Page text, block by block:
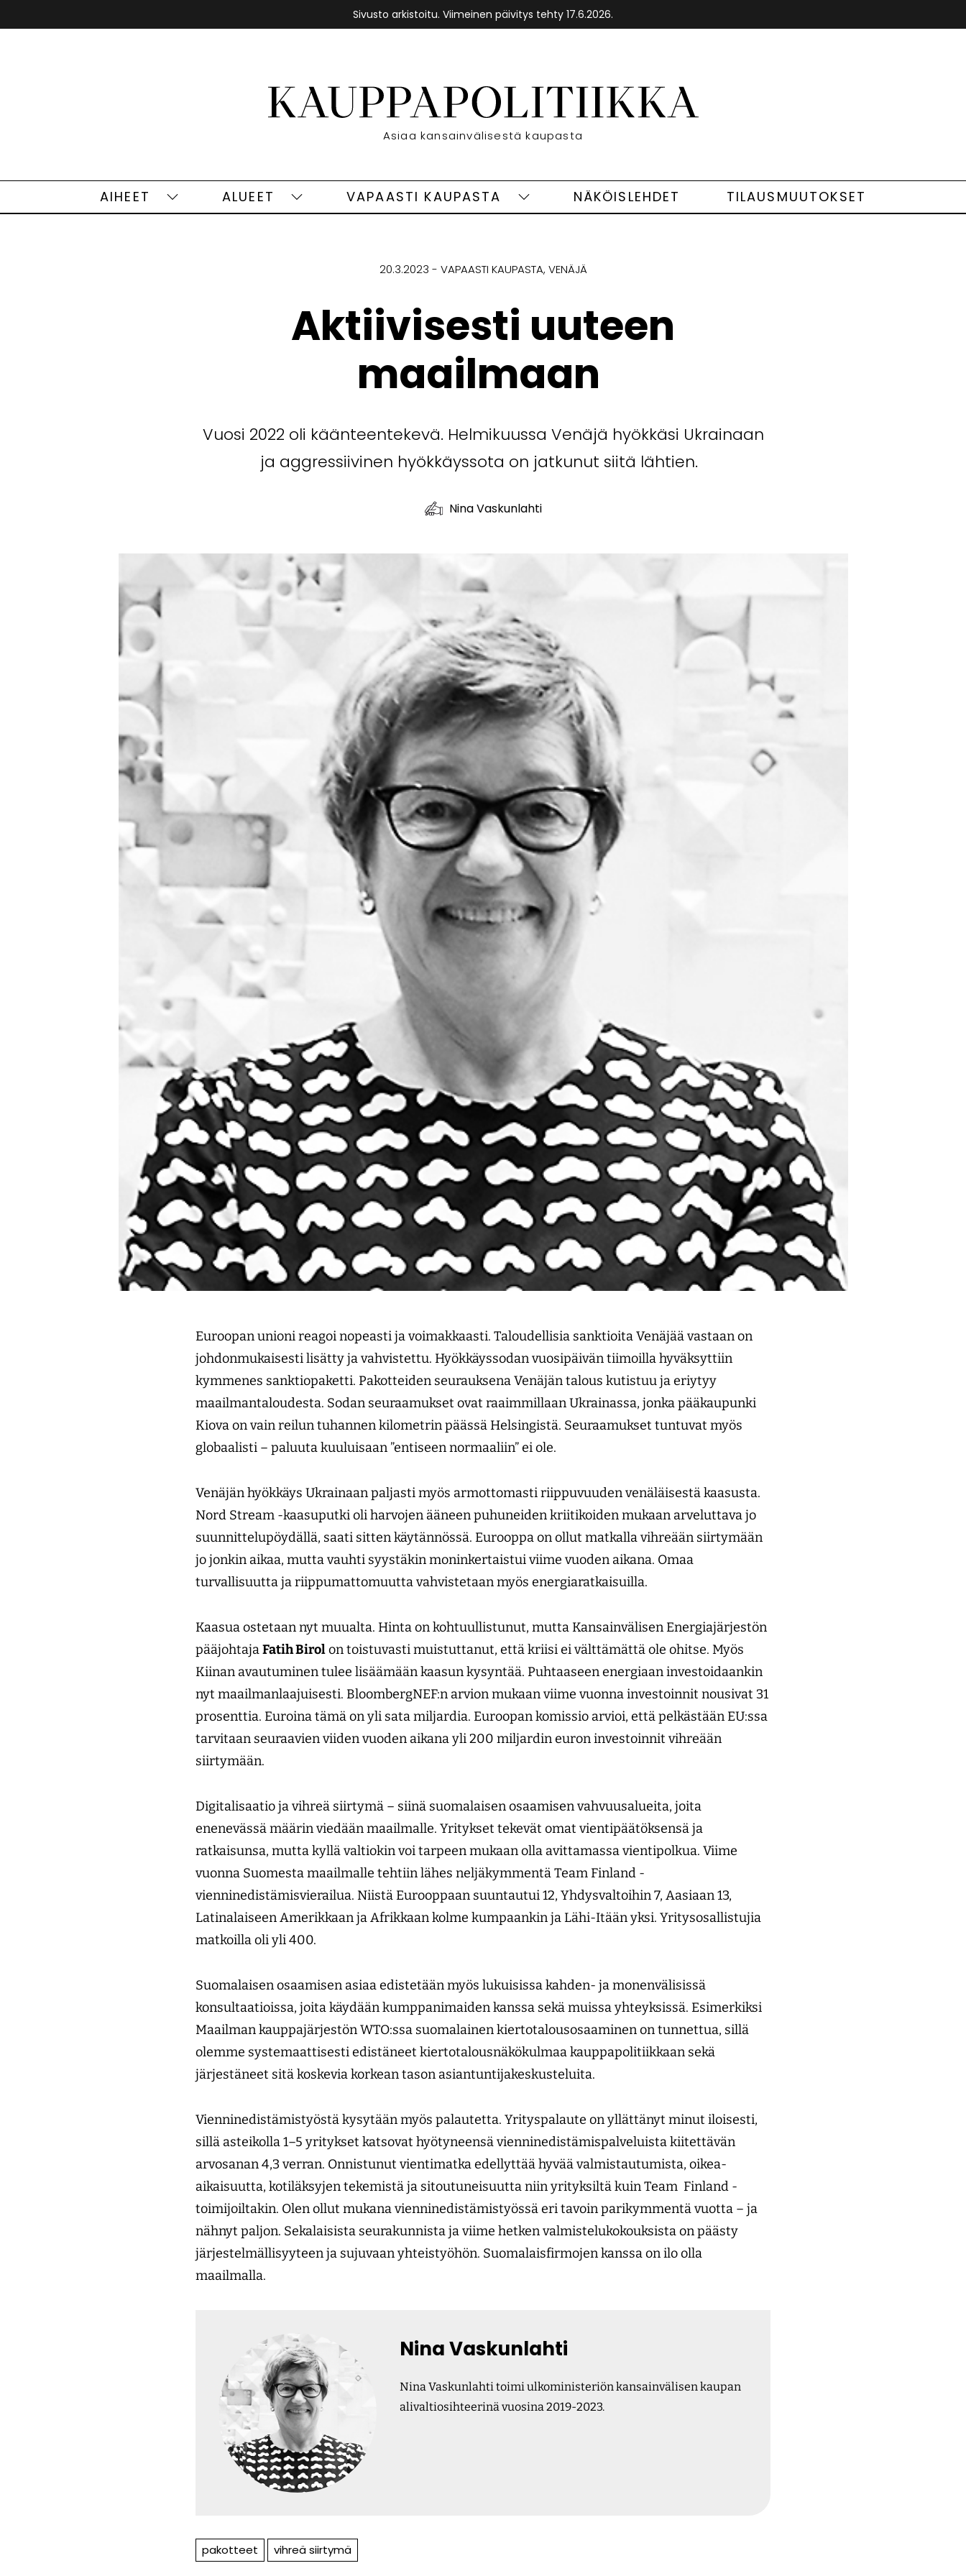
Sivusto arkistoitu. Viimeinen päivitys tehty 17.6.2026.
Etusivu
Asiaa kansainvälisestä kaupasta
AIHEET
Aiheet
ALUEET
Alueet
VAPAASTI KAUPASTA
VapaastiNÄKÖISLEHDET TILAUSMUUTOKSET
20.3.2023 VAPAASTI KAUPASTA VENÄJÄ
Aktiivisesti uuteen
maailmaan
Vuosi 2022 oli käänteentekevä. Helmikuussa Venäjä hyökkäsi Ukrainaan
ja aggressiivinen hyökkäyssota on jatkunut siitä lähtien.
Nina Vaskunlahti
Euroopan unioni reagoi nopeasti ja voimakkaasti. Taloudellisia sanktioita Venäjää vastaan on
johdonmukaisesti lisätty ja vahvistettu. Hyökkäyssodan vuosipäivän tiimoilla hyväksyttiin
kymmenes sanktiopaketti. Pakotteiden seurauksena Venäjän talous kutistuu ja eriytyy
maailmantaloudesta. Sodan seuraamukset ovat raaimmillaan Ukrainassa, jonka pääkaupunki
Kiova on vain reilun tuhannen kilometrin päässä Helsingistä. Seuraamukset tuntuvat myös
globaalisti – paluuta kuuluisaan ”entiseen normaaliin” ei ole.
Venäjän hyökkäys Ukrainaan paljasti myös armottomasti riippuvuuden venäläisestä kaasusta.
Nord Stream -kaasuputki oli harvojen ääneen puhuneiden kriitikoiden mukaan arveluttava jo
suunnittelupöydällä, saati sitten käytännössä. Eurooppa on ollut matkalla vihreään siirtymään
jo jonkin aikaa, mutta vauhti syystäkin moninkertaistui viime vuoden aikana. Omaa
turvallisuutta ja riippumattomuutta vahvistetaan myös energiaratkaisuilla.
Kaasua ostetaan nyt muualta. Hinta on kohtuullistunut, mutta Kansainvälisen Energiajärjestön
pääjohtajaFatih Birolon toistuvasti muistuttanut, että kriisi ei välttämättä ole ohitse. Myös
Kiinan avautuminen tulee lisäämään kaasun kysyntää. Puhtaaseen energiaan investoidaankin
nyt maailmanlaajuisesti. BloombergNEF:n arvion mukaan viime vuonna investoinnit nousivat 31
prosenttia. Euroina tämä on yli sata miljardia. Euroopan komissio arvioi, että pelkästään EU:ssa
tarvitaan seuraavien viiden vuoden aikana yli 200 miljardin euron investoinnit vihreään
siirtymään.
Digitalisaatio ja vihreä siirtymä – siinä suomalaisen osaamisen vahvuusalueita, joita
enenevässä määrin viedään maailmalle. Yritykset tekevät omat vientipäätöksensä ja
ratkaisunsa, mutta kyllä valtiokin voi tarpeen mukaan olla avittamassa vientipolkua. Viime
vuonna Suomesta maailmalle tehtiin lähes neljäkymmentä Team Finland -
vienninedistämisvierailua. Niistä Eurooppaan suuntautui 12, Yhdysvaltoihin 7, Aasiaan 13,
Latinalaiseen Amerikkaan ja Afrikkaan kolme kumpaankin ja Lähi-Itään yksi. Yritysosallistujia
matkoilla oli yli 400.
Suomalaisen osaamisen asiaa edistetään myös lukuisissa kahden- ja monenvälisissä
konsultaatioissa, joita käydään kumppanimaiden kanssa sekä muissa yhteyksissä. Esimerkiksi
Maailman kauppajärjestön WTO:ssa suomalainen kiertotalousosaaminen on tunnettua, sillä
olemme systemaattisesti edistäneet kiertotalousnäkökulmaa kauppapolitiikkaan sekä
järjestäneet sitä koskevia korkean tason asiantuntijakeskusteluita.
Vienninedistämistyöstä kysytään myös palautetta. Yrityspalaute on yllättänyt minut iloisesti,
sillä asteikolla 1–5 yritykset katsovat hyötyneensä vienninedistämispalveluista kiitettävän
arvosanan 4,3 verran. Onnistunut vientimatka edellyttää hyvää valmistautumista, oikea-
aikaisuutta, kotiläksyjen tekemistä ja sitoutuneisuutta niin yrityksiltä kuin Team Finland -
toimijoiltakin. Olen ollut mukana vienninedistämistyössä eri tavoin parikymmentä vuotta – ja
nähnyt paljon. Sekalaisista seurakunnista ja viime hetken valmistelu­kokouksista on päästy
järjestelmällisyyteen ja sujuvaan yhteistyöhön. Suomalaisfirmojen kanssa on ilo olla
maailmalla.
Nina Vaskunlahti
Nina Vaskunlahti toimi ulkoministeriön kansainvälisen kaupan
alivaltiosihteerinä vuosina 2019-2023.
pakotteet vihreä siirtymä